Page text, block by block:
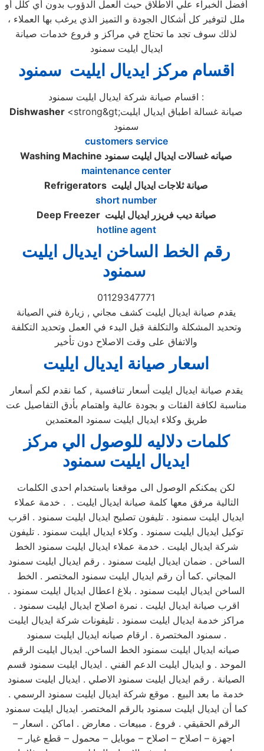
أفضل الخبراء علي الاطلاق حيث العمل الدؤوب بدون أي كلل أو
ملل لتوفير كل أشكال الجودة و التميز الذي يرغب بها العملاء ،
لذلك سوف تجد ما تحتاج في مراكز و فروع خدمات صيانة
ايديال ايليت سمنود
اقسام مركز ايديال ايليت سمنود
اقسام صيانة شركة ايديال ايليت سمنود :
Dishwasher <strong&gt;صيانة غسالة اطباق ايديال ايليت
سمنود
customers service
Washing Machine صيانه غسالات ايديال ايليت سمنود
maintenance center
Refrigerators صيانة ثلاجات ايديال ايليت
short number
Deep Freezer صيانة ديب فريزر ايديال ايليت
hotline agent
رقم الخط الساخن ايديال ايليت
سمنود
01129347771
يقدم صيانة ايديال ايليت كشف مجاني , زيارة فني الصيانة
وتحديد المشكلة والتكلفة قبل البدء في العمل وتحديد التكلفة
والاتفاق على وقت الاصلاح دون تأخير
اسعار صيانة ايديال ايليت
يقدم صيانة ايديال ايليت أسعار تنافسية , كما نقدم لكم أسعار
مناسبة لكافة الفئات و بجودة عالية واهتمام بأدق التفاصيل عت
طريق وكلاء ايديال ايليت سمنود المعتمدين
كلمات دلاليه للوصول الي مركز
ايديال ايليت سمنود
لكن يمكنكم الوصول الى موقعنا باستخدام احدى الكلمات
التالية مرفق معها كلمة صيانة ايديال ايليت . . خدمة عملاء
ايديال ايليت سمنود . تليفون تصليح ايديال ايليت سمنود . اقرب
توكيل ايديال ايليت سمنود . وكلاء ايديال ايليت سمنود . تليفون
شركة ايديال ايليت . خدمة عملاء ايديال ايليت سمنود الخط
الساخن . ضمان ايديال ايليت سمنود . رقم ايديال ايليت سمنود
المجاني .كما أن رقم ايديال ايليت سمنود المختصر . الخط
الساخن ايديال ايليت سمنود . بلاغ اعطال ايديال ايليت سمنود .
اقرب صيانة ايديال ايليت . نمرة اصلاح ايديال ايليت سمنود .
مراكز خدمة ايديال ايليت سمنود . تليفونات شركة ايديال ايليت
سمنود المختصرة . ارقام صيانه ايديال ايليت سمنود .
صيانه ايديال ايليت سمنود الخط الساخن. ايديال ايليت الرقم
الموحد . و ايديال ايليت الدعم الفني . ايديال ايليت سمنود قسم
الصيانة . رقم ايديال ايليت سمنود الاصلي . ايديال ايليت سمنود
خدمة ما بعد البيع . موقع شركة ايديال ايليت سمنود الرسمي .
كما أن ايديال ايليت سمنود بالرقم المختصر. ايديال ايليت سمنود
الرقم الحقيقي . فروع . مبيعات . معارض . اماكن . اسعار –
اجهزة – اصلاح – اصلاح – موبايل – محمول – قطع غيار –